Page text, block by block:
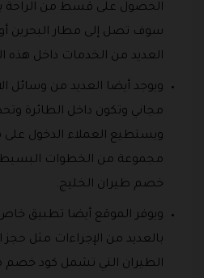
الحصول على قسط من الراحة
سوف تصل إلى مطار البحرين
العديد من الخدمات داخل هذه
ويوجد أيضا العديد من وسائل
مجاني وتكون داخل الطائرة
ويستطيع العملاء الدخول
مجموعة من الخطوات
خصم طيران الخليج.
ويوفر الموقع أيضا تطبيق خاص
بالعديد من الإجراءات مثل حجز
الطيران التي تشمل كود خصم